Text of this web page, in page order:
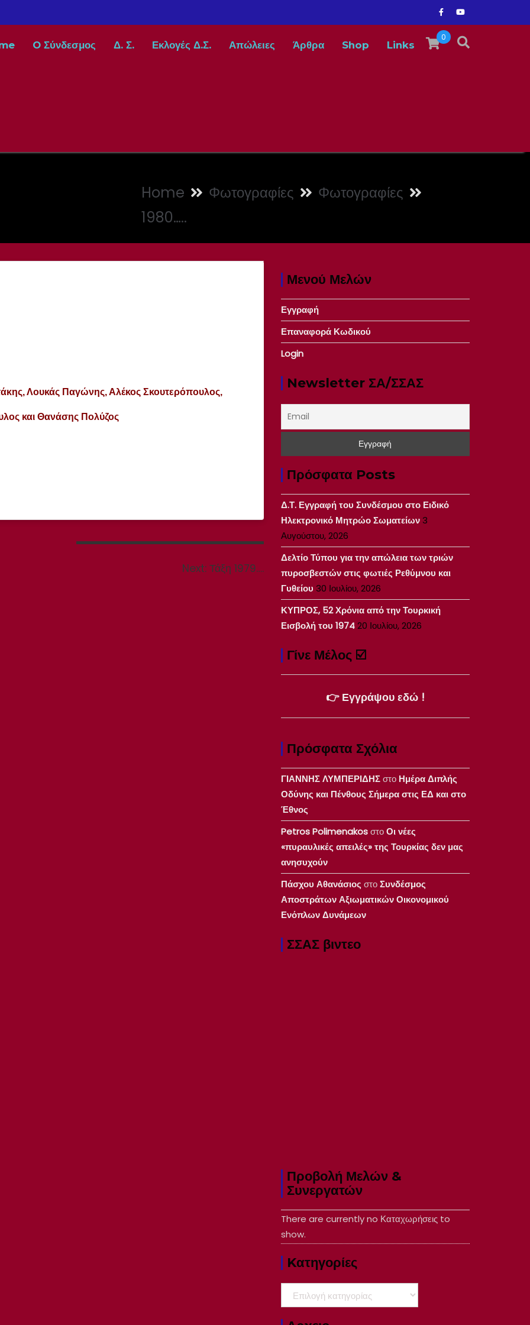
0
O Σύνδεσμος Δ. Σ. Εκλογές Δ.Σ. Απώλειες Άρθρα Shop Links
Home Φωτογραφίες
Φωτογραφίες
1980…..
Λουκάς Παγώνης, Αλέκος Σκουτερόπουλος,
και Θανάσης Πολύζος
Next: Next
Τάξη 1979….
Μενού Μελών
Εγγραφή
Επαναφορά Κωδικού
Login
Newsletter ΣΑ/ΣΣΑΣ
Πρόσφατα Posts
Δ.Τ. Εγγραφή του Συνδέσμου στο Ειδικό
Ηλεκτρονικό Μητρώο Σωματείων3
Αυγούστου, 2026
Δελτίο Τύπου για την απώλεια των τριών
πυροσβεστών στις φωτιές Ρεθύμνου και
Γυθείου 30 Ιουλίου, 2026
ΚΥΠΡΟΣ, 52 Χρόνια από την Τουρκική
Εισβολή του 197420 Ιουλίου, 2026
Γίνε Μέλος ☑️
👉 Εγγράψου εδώ !
Πρόσφατα Σχόλια
ΓΙΑΝΝΗΣ ΛΥΜΠΕΡΙΔΗΣστο Ημέρα Διπλής
Οδύνης και Πένθους Σήμερα στις ΕΔ και στο
Έθνος
Petros PolimenakosστοΟι νέες
«πυραυλικές απειλές» της Τουρκίας δεν μας
ανησυχούν
Πάσχου Αθανάσιος στοΣυνδέσμος
Αποστράτων Αξιωματικών Οικονομικού
Ενόπλων Δυνάμεων
ΣΣΑΣ βιντεο
Προβολή Μελών &
Συνεργατών
There are currently no Καταχωρήσεις to
show.
Kατηγορίες
Kατηγορίες